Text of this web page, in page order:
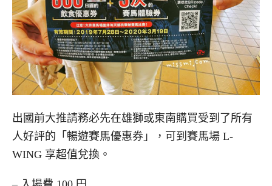
出國前大推請務必先在雄獅或東南購買受到了所有
人好評的「暢遊賽馬優惠券」，可到賽馬場 L-
WING 享超值兌換。